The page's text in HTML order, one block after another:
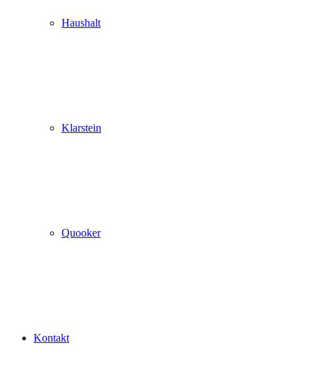
Haushalt
Klarstein
Quooker
Kontakt